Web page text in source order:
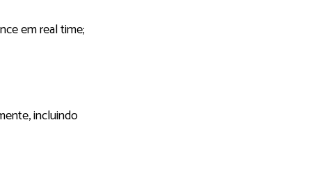
em real time;
incluindo